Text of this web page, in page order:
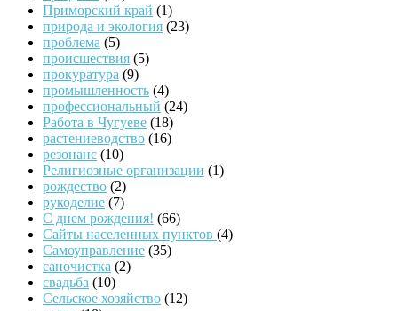
Приморский край (1)
природа и экология (23)
проблема (5)
происшествия (5)
прокуратура (9)
промышленность (4)
профессиональный (24)
Работа в Чугуеве (18)
растениеводство (16)
резонанс (10)
Религиозные организации (1)
рождество (2)
рукоделие (7)
С днем рождения! (66)
Сайты населенных пунктов (4)
Самоуправление (35)
саночистка (2)
свадьба (10)
Сельское хозяйство (12)